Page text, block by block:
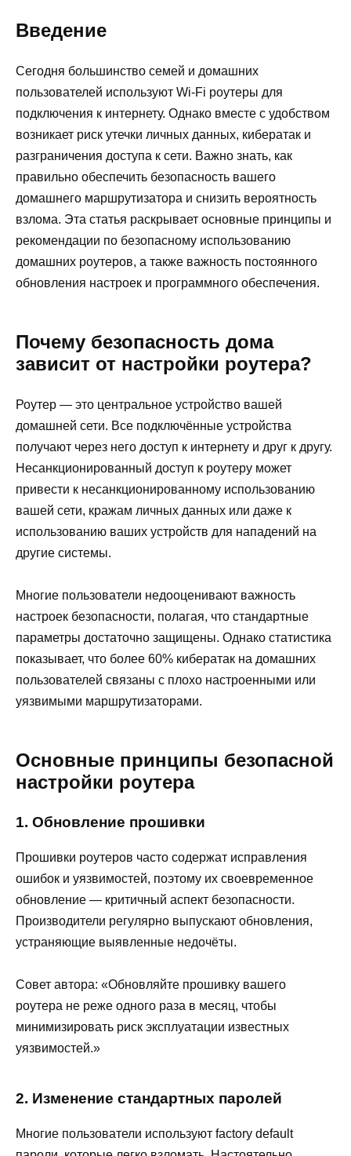
Введение
Сегодня большинство семей и домашних
пользователей используют Wi-Fi роутеры для
подключения к интернету. Однако вместе с удобством
возникает риск утечки личных данных, кибератак и
разграничения доступа к сети. Важно знать, как
правильно обеспечить безопасность вашего
домашнего маршрутизатора и снизить вероятность
взлома. Эта статья раскрывает основные принципы и
рекомендации по безопасному использованию
домашних роутеров, а также важность постоянного
обновления настроек и программного обеспечения.
Почему безопасность дома
зависит от настройки роутера?
Роутер — это центральное устройство вашей
домашней сети. Все подключённые устройства
получают через него доступ к интернету и друг к другу.
Несанкционированный доступ к роутеру может
привести к несанкционированному использованию
вашей сети, кражам личных данных или даже к
использованию ваших устройств для нападений на
другие системы.
Многие пользователи недооценивают важность
настроек безопасности, полагая, что стандартные
параметры достаточно защищены. Однако статистика
показывает, что более 60% кибератак на домашних
пользователей связаны с плохо настроенными или
уязвимыми маршрутизаторами.
Основные принципы безопасной
настройки роутера
1. Обновление прошивки
Прошивки роутеров часто содержат исправления
ошибок и уязвимостей, поэтому их своевременное
обновление — критичный аспект безопасности.
Производители регулярно выпускают обновления,
устраняющие выявленные недочёты.
Совет автора: «Обновляйте прошивку вашего
роутера не реже одного раза в месяц, чтобы
минимизировать риск эксплуатации известных
уязвимостей.»
2. Изменение стандартных паролей
Многие пользователи используют factory default